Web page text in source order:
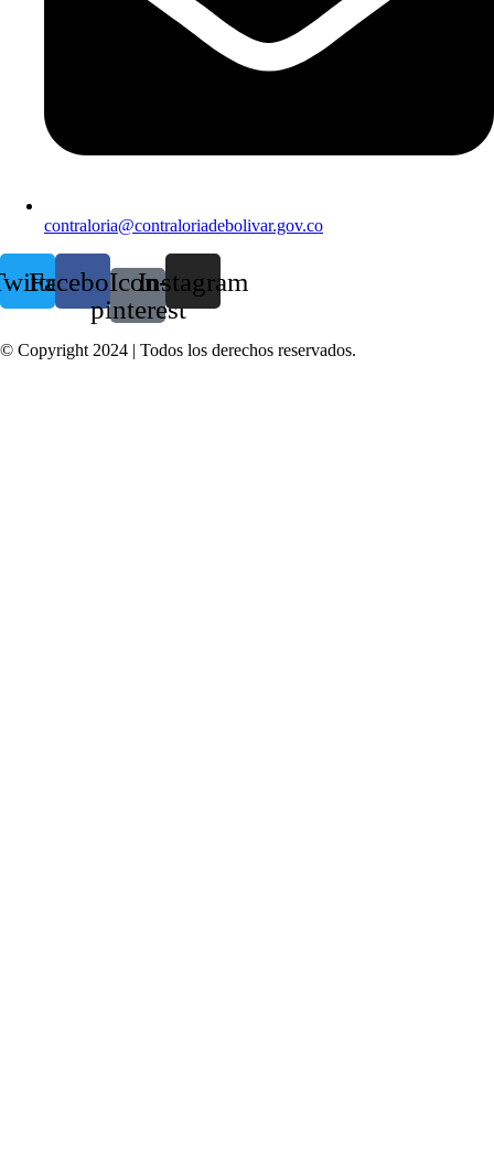
contraloria@contraloriadebolivar.gov.co
FacebookIcon-
pinterest
Instagram
© Copyright 2024 | Todos los derechos reservados.